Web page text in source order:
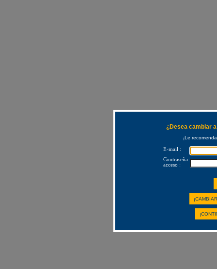
¿Desea cambiar
¡Le
E-mail :
Contraseña
acceso :